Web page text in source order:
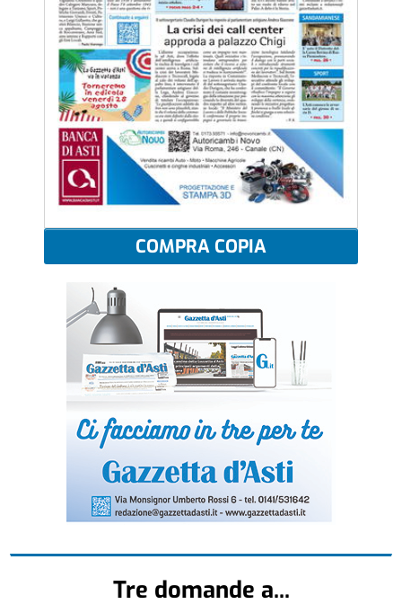
COMPRA COPIA
Tre domande a...